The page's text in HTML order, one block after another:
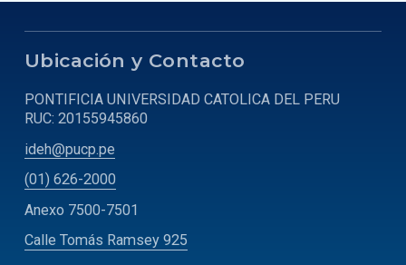
Ubicación y Contacto
PONTIFICIA UNIVERSIDAD CATOLICA DEL PERU
RUC: 20155945860
ideh@pucp.pe
(01) 626-2000
Anexo 7500-7501
Calle Tomás Ramsey 925